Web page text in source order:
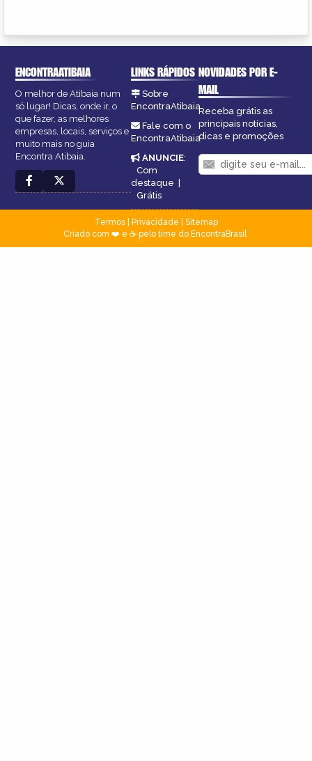
ENCONTRAATIBAIA
O melhor de Atibaia num
só lugar! Dicas, onde ir, o
que fazer, as melhores
empresas, locais, serviços e
muito mais no guia
Encontra Atibaia.
LINKS RÁPIDOS
Sobre
EncontraAtibaia
Fale com o
EncontraAtibaia
ANUNCIE:
Com
destaque
Grátis
NOVIDADES POR E-
MAIL
Receba grátis as
principais notícias,
dicas e promoções
Termos| Privacidade
Sitemap
Criado com ❤️ e ☕ pelo time do EncontraBrasil